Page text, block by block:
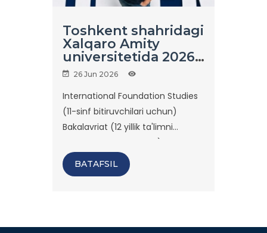
Toshkent shahridagi
Xalqaro Amity
universitetida 2026–
2027-o‘quv yili
etmoqda!
26 Jun 2026
International Foundation Studies
(11-sinf bitiruvchilari uchun)
Bakalavriat (12 yillik ta'limni
tamomlaganlar uchun):
BATAFSIL